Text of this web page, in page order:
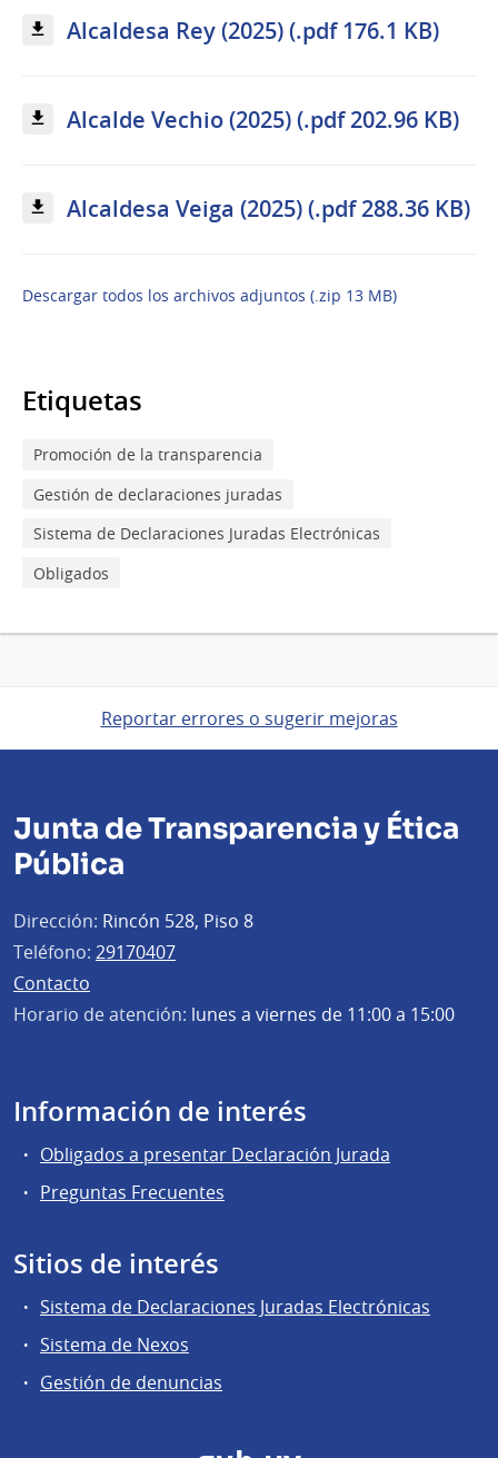
Alcaldesa Rey (2025) (.pdf 176.1 KB)
Alcalde Vechio (2025) (.pdf 202.96 KB)
Alcaldesa Veiga (2025) (.pdf 288.36 KB)
Descargar todos los archivos adjuntos (.zip 13 MB)
Etiquetas
Promoción de la transparencia
Gestión de declaraciones juradas
Sistema de Declaraciones Juradas Electrónicas
Obligados
Reportar errores o sugerir mejoras
Junta de Transparencia y Ética
Pública
Dirección: Rincón 528, Piso 8
Teléfono: 29170407
Contacto
Horario de atención: lunes a viernes de 11:00 a 15:00
Información de interés
Obligados a presentar Declaración Jurada
Preguntas Frecuentes
Sitios de interés
Sistema de Declaraciones Juradas Electrónicas
Sistema de Nexos
Gestión de denuncias